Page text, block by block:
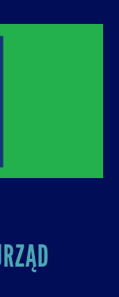
WSPIERAMY
WSPÓLNOT.